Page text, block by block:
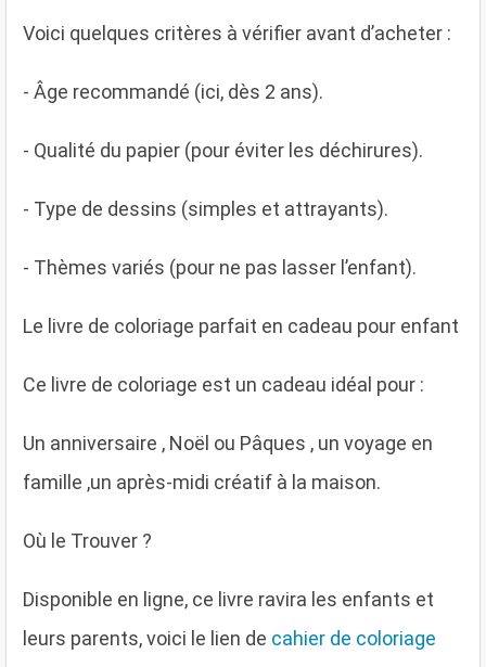
Voici quelques critères à vérifier avant d’acheter :
- Âge recommandé (ici, dès 2 ans).
- Qualité du papier (pour éviter les déchirures).
- Type de dessins (simples et attrayants).
- Thèmes variés (pour ne pas lasser l’enfant).
Le livre de coloriage parfait en cadeau pour enfant
Ce livre de coloriage est un cadeau idéal pour :
Un anniversaire , Noël ou Pâques , un voyage en
famille ,un après-midi créatif à la maison.
Où le Trouver ?
Disponible en ligne, ce livre ravira les enfants et
leurs parents, voici le lien de cahier de coloriage